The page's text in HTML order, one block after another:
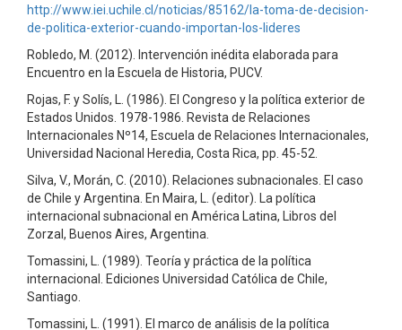
http://www.iei.uchile.cl/noticias/85162/la-toma-de-decision-
de-politica-exterior-cuando-importan-los-lideres
Robledo, M. (2012). Intervención inédita elaborada para
Encuentro en la Escuela de Historia, PUCV.
Rojas, F. y Solís, L. (1986). El Congreso y la política exterior de
Estados Unidos. 1978-1986. Revista de Relaciones
Internacionales Nº14, Escuela de Relaciones Internacionales,
Universidad Nacional Heredia, Costa Rica, pp. 45-52.
Silva, V., Morán, C. (2010). Relaciones subnacionales. El caso
de Chile y Argentina. En Maira, L. (editor). La política
internacional subnacional en América Latina, Libros del
Zorzal, Buenos Aires, Argentina.
Tomassini, L. (1989). Teoría y práctica de la política
internacional. Ediciones Universidad Católica de Chile,
Santiago.
Tomassini, L. (1991). El marco de análisis de la política